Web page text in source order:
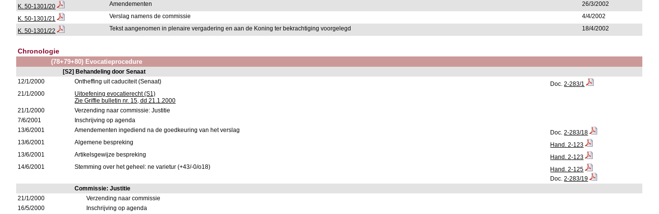
K. 50-1301/20 Amendementen 26/3/2002
K. 50-1301/21 Verslag namens de commissie 4/4/2002
K. 50-1301/22 Tekst aangenomen in plenaire vergadering en aan de Koning ter bekrachtiging voorgelegd 18/4/2002
Chronologie
(78+79+80) Evocatieprocedure
[S2] Behandeling door Senaat
12/1/2000
Ontheffing uit caduciteit (Senaat) Doc.2-283/1
21/1/2000
Uitoefening evocatierecht (S1)
Zie Griffie bulletin nr. 15, dd 21.1.2000
21/1/2000
Verzending naar commissie: Justitie
7/6/2001
Inschrijving op agenda
13/6/2001
Amendementen ingediend na de goedkeuring van het verslag Doc.2-283/18
13/6/2001
Algemene bespreking
Hand. 2-123
13/6/2001
Artikelsgewijze bespreking
Hand. 2-123
14/6/2001
Stemming over het geheel: ne varietur (+43/-0/o18)
Hand. 2-125
Doc.2-283/19
Commissie: Justitie
21/1/2000
Verzending naar commissie
16/5/2000
Inschrijving op agenda